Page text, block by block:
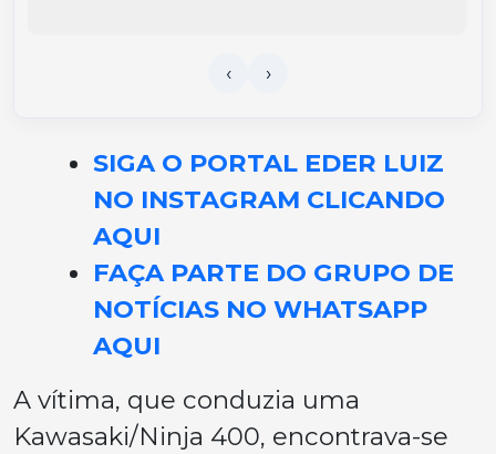
SIGA O PORTAL EDER LUIZ
NO INSTAGRAM CLICANDO
AQUI
FAÇA PARTE DO GRUPO DE
NOTÍCIAS NO WHATSAPP
AQUI
A vítima, que conduzia uma
Kawasaki/Ninja 400, encontrava-se